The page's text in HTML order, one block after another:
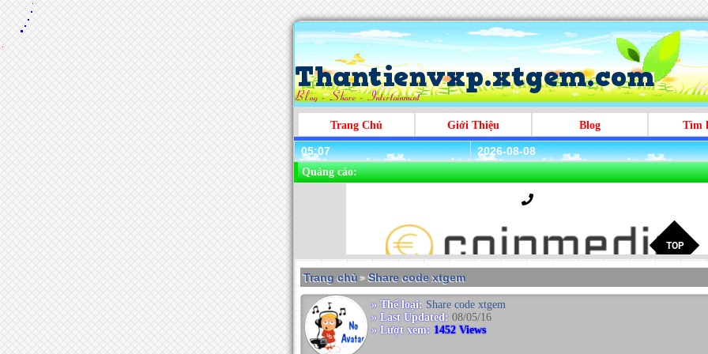
Trang Chủ Giới Thiệu Blog Tìm
05:07 2026-08-08
Quảng cáo:
Trang chủ >Share code xtgem
» Thể loại: Share code xtgem
» Last Updated: 08/05/16
» Lượt xem: 1452 Views